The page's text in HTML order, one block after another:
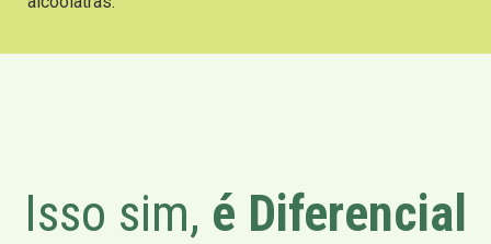
Isso sim, é Diferencial